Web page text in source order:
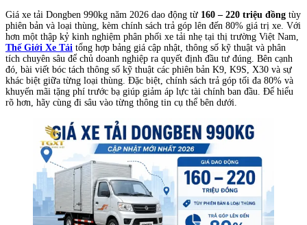
Giá xe tải Dongben 990kg năm 2026 dao động từ 160 – 220 triệu đồng tùy
phiên bản và loại thùng, kèm chính sách trả góp lên đến 80% giá trị xe. Với
hơn một thập kỷ kinh nghiệm phân phối xe tải nhẹ tại thị trường Việt Nam,
Thế Giới Xe Tải tổng hợp bảng giá cập nhật, thông số kỹ thuật và phân
tích chuyên sâu để chủ doanh nghiệp ra quyết định đầu tư đúng. Bên cạnh
đó, bài viết bóc tách thông số kỹ thuật các phiên bản K9, K9S, X30 và sự
khác biệt giữa từng loại thùng. Đặc biệt, chính sách trả góp tối đa 80% và
khuyến mãi tặng phí trước bạ giúp giảm áp lực tài chính ban đầu. Để hiểu
rõ hơn, hãy cùng đi sâu vào từng thông tin cụ thể bên dưới.